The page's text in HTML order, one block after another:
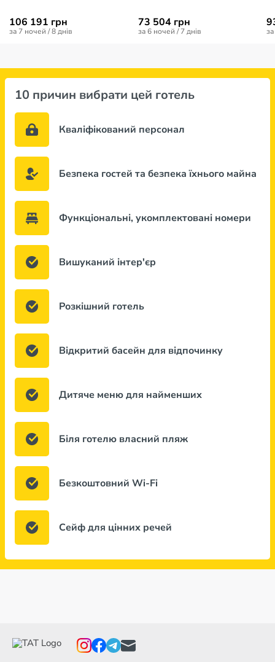
106 191 грн
за 7 ночей / 8 днів
73 504 грн
за 6 ночей / 7 днів
10 причин вибрати цей готель
Кваліфікований персонал
Безпека гостей та безпека їхнього майна
Функціональні, укомплектовані номери
Вишуканий інтер'єр
Розкішний готель
Відкритий басейн для відпочинку
Дитяче меню для найменших
Біля готелю власний пляж
Безкоштовний Wi-Fi
Сейф для цінних речей